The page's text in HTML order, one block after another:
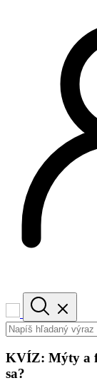
KVÍZ: Mýty a
sa?